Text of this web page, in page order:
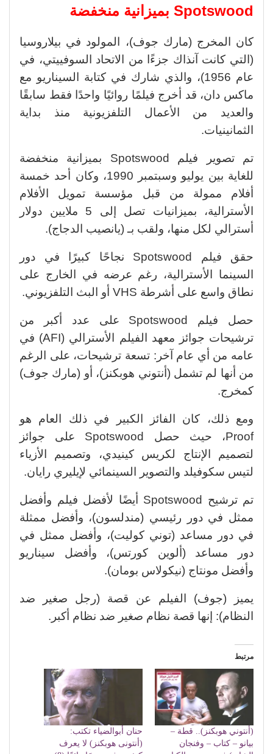
Spotswood بميزانية منخفضة
كان المخرج (مارك جوف)، المولود في بيلاروسيا
(التي كانت آنذاك جزءًا من الاتحاد السوفييتي، في
عام 1956)، والذي شارك في كتابة السيناريو مع
ماكس دان، قد أخرج فيلمًا روائيًا واحدًا فقط سابقًا
والعديد من الأعمال التلفزيونية منذ بداية
الثمانينيات.
تم تصوير فيلم Spotswood بميزانية منخفضة
للغاية بين يوليو وسبتمبر 1990، وكان أحد خمسة
أفلام ممولة من قبل مؤسسة تمويل الأفلام
الأسترالية، بميزانيات تصل إلى 5 ملايين دولار
أسترالي لكل منها، ولقب بـ (يانصيب الدجاج).
حقق فيلم Spotswood نجاحًا كبيرًا في دور
السينما الأسترالية، رغم عرضه في الخارج على
نطاق واسع على أشرطة VHS أو البث التلفزيوني.
حصل فيلم Spotswood على عدد أكبر من
ترشيحات جوائز معهد الفيلم الأسترالي (AFI) في
عامه من أي عام آخر: تسعة ترشيحات، على الرغم
من أنها لم تشمل (أنتوني هوبكنز)، أو (مارك جوف)
كمخرج.
ومع ذلك، كان الفائز الكبير في ذلك العام هو
Proof، حيث حصل Spotswood على جوائز
لتصميم الإنتاج لكريس كينيدي، وتصميم الأزياء
لتيس سكوفيلد والتصوير السينمائي لإيليري رايان.
تم ترشيح Spotswood أيضًا لأفضل فيلم وأفضل
ممثل في دور رئيسي (مندلسون)، وأفضل ممثلة
في دور مساعد (توني كوليت)، وأفضل ممثل في
دور مساعد (ألوين كورتس)، وأفضل سيناريو
وأفضل مونتاج (نيكولاس بومان).
يميز (جوف) الفيلم عن قصة (رجل صغير ضد
النظام): إنها قصة نظام صغير ضد نظام أكبر.
مرتبط
(أنتوني هوبكنز).. قطة –
بيانو – كتاب – وفنجان
حنان أبوالضياء تكتب:
(أنتونى هوبكنز) لا يعرف